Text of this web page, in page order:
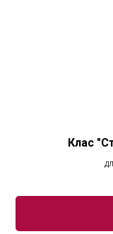
Клас